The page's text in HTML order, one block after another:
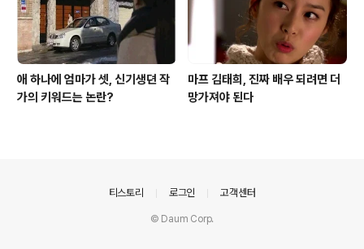
애 하나에 엄마가 셋, 신기생뎐 작
가의 키워드는 논란?
마프 김태희, 진짜 배우 되려면 더
망가져야 된다
티스토리 로그인 고객센터
© Daum Corp.